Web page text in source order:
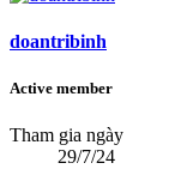
doantribinh
Active member
Tham gia ngày
29/7/24